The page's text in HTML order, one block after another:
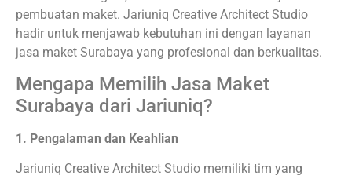
pembuatan maket. Jariuniq Creative Architect Studio
hadir untuk menjawab kebutuhan ini dengan layanan
jasa maket Surabaya yang profesional dan berkualitas.
Mengapa Memilih Jasa Maket
Surabaya dari Jariuniq?
1. Pengalaman dan Keahlian
Jariuniq Creative Architect Studio memiliki tim yang